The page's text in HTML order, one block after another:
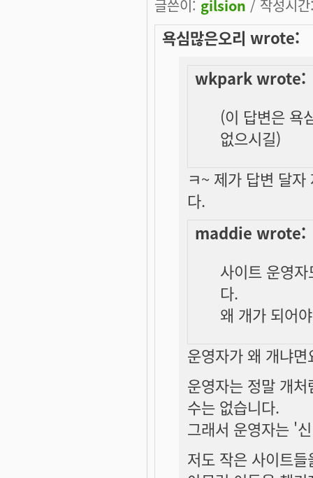
글쓴이: gilsion / 작성시
욕심많은오리 wrote:
wkpark wrote:
(이 답변은 욕
없으시길)
ㅋ~ 제가 답변 달
다.
maddie wrote:
사이트 운영
다.
왜 개가 되어
운영자가 왜 개냐면
운영자는 정말 개
수는 없습니다.
그래서 운영자는 '
저도 작은 사이트